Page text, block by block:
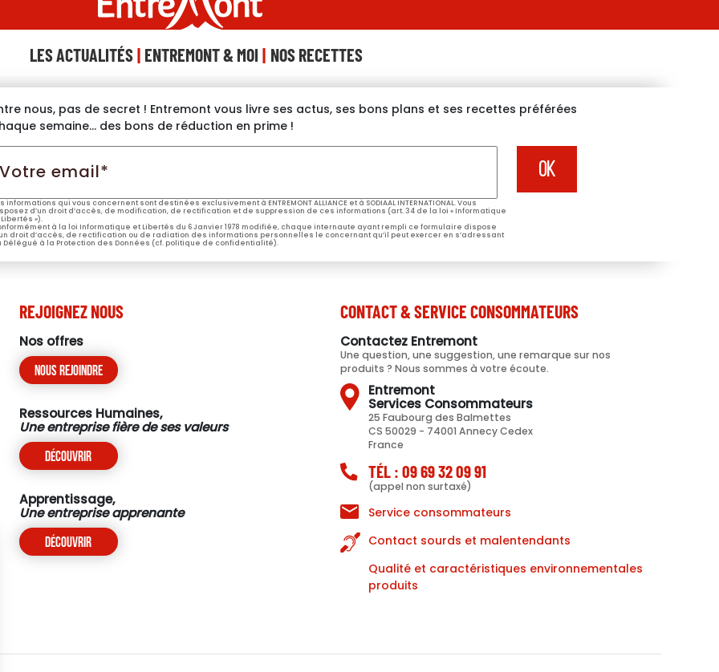
LES ACTUALITÉS ENTREMONT & MOI NOS RECETTES
nous, pas de secret ! Entremont vous livre ses actus, ses bons plans et ses recettes préférées
semaine… des bons de réduction en prime !
informations qui vous concernent sont destinées exclusivement à ENTREMONT ALLIANCE et à SODIAAL INTERNATIONAL. Vous
d’un droit d’accès, de modification, de rectification et de suppression de ces informations (art. 34 de la loi « Informatique
»).
à la loi Informatique et Libertés du 6 Janvier 1978 modifiée, chaque internaute ayant rempli ce formulaire dispose
droit d’accès, de rectification ou de radiation des informations personnelles le concernant qu’il peut exercer en s’adressant
Délégué à la Protection des Données (cf. politique de confidentialité).
REJOIGNEZ NOUS
Nos offres
Nous rejoindre
Ressources Humaines,
Une entreprise fière de ses valeurs
Découvrir
Apprentissage,
Une entreprise apprenante
Découvrir
CONTACT & SERVICE CONSOMMATEURS
Contactez Entremont
Une question, une suggestion, une remarque sur nos
produits ? Nous sommes à votre écoute.
Entremont
Services Consommateurs
25 Faubourg des Balmettes
CS 50029 - 74001 Annecy Cedex
France
TÉL : 09 69 32 09 91
(appel non surtaxé)
Service consommateurs
Contact sourds et malentendants
Qualité et caractéristiques environnementales
produits